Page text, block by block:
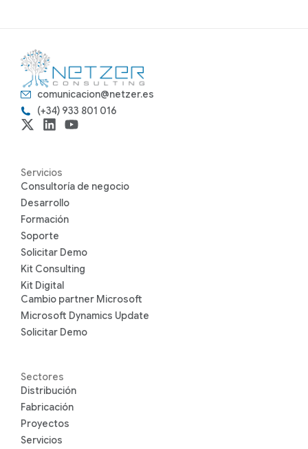
comunicacion@netzer.es
(+34) 933 801 016
Servicios
Consultoría de negocio
Desarrollo
Formación
Soporte
Solicitar Demo
Kit Consulting
Kit Digital
Cambio partner Microsoft
Microsoft Dynamics Update
Solicitar Demo
Sectores
Distribución
Fabricación
Proyectos
Servicios